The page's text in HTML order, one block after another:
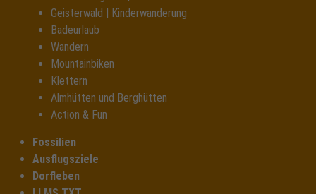
Geisterwald | Kinderwanderung
Badeurlaub
Wandern
Mountainbiken
Klettern
Almhütten und Berghütten
Action & Fun
Fossilien
Ausflugsziele
Dorfleben